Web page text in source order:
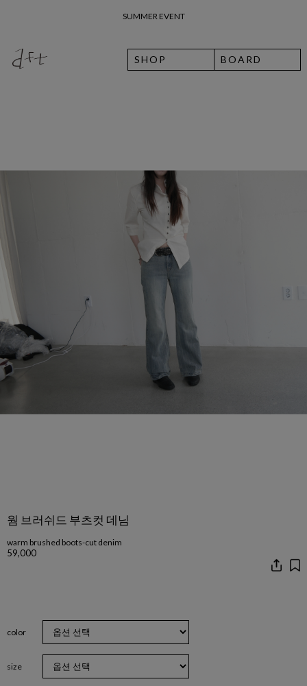
SHOP BOARD
웜 브러쉬드 부츠컷 데님
warm brushed boots-cut denim
59,000
color
size